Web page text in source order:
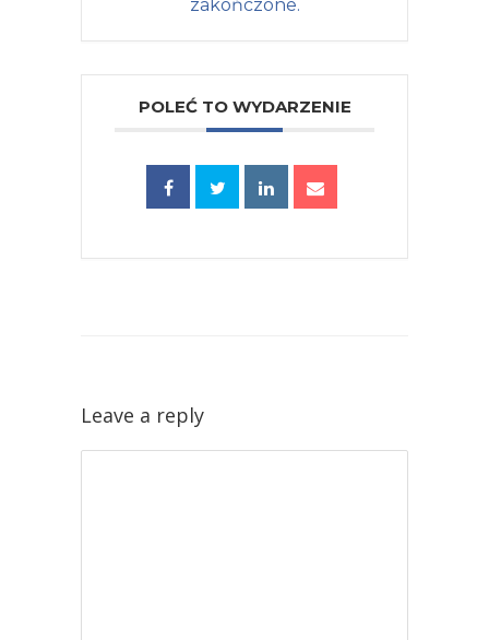
zakończone.
POLEĆ TO WYDARZENIE
Leave a reply